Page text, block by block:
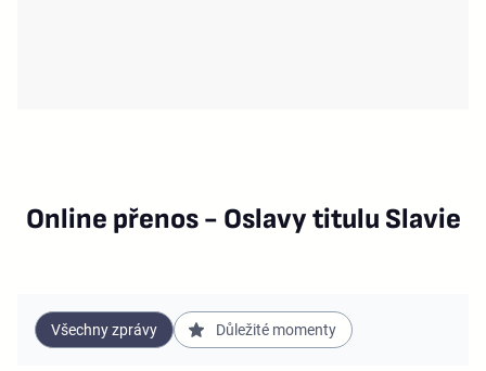
Online přenos - Oslavy titulu Slavie
Všechny zprávy Důležité momenty